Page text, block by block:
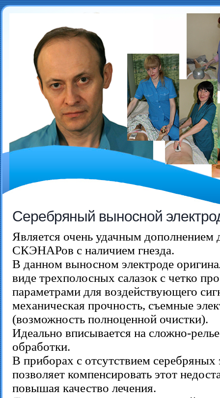
Серебряный выносной
Является очень удачным дополнением
СКЭНАРов с наличием гнезда.
В данном выносном электроде
виде трехполосных салазок с четко
параметрами для воздействующего
механическая прочность, съемные
(возможность полноценной очистки).
Идеально вписывается на сложно-
обработки.
В приборах с отсутствием серебряных
позволяет компенсировать этот
повышая качество лечения.